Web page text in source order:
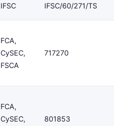
IFSC IFSC/60/271/TS
FCA,
CySEC,
FSCA
717270
FCA,
CySEC,
801853